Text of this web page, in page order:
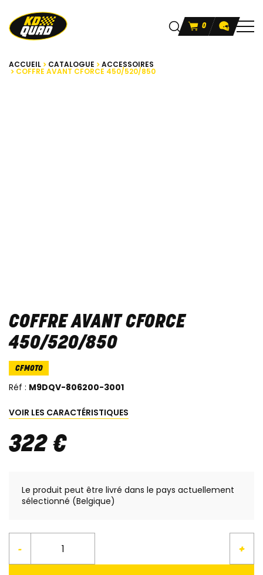
0
ACCUEIL CATALOGUE ACCESSOIRES
COFFRE AVANT CFORCE 450/520/850
COFFRE AVANT CFORCE
450/520/850
CFMOTO
Réf : M9DQV-806200-3001
VOIR LES CARACTÉRISTIQUES
322 €
Le produit peut être livré dans le pays actuellement
sélectionné (Belgique)
- +